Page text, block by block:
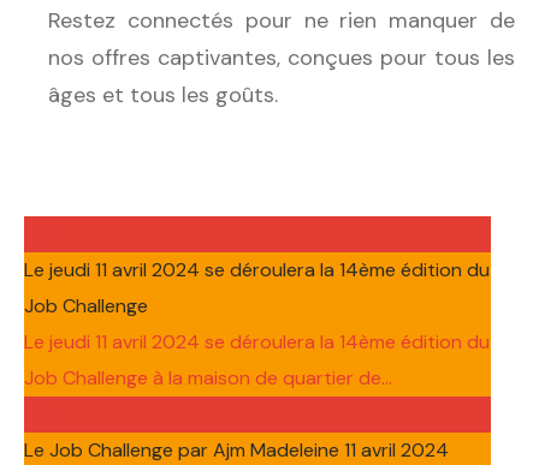
Restez connectés pour ne rien manquer de
nos offres captivantes, conçues pour tous les
âges et tous les goûts.
Le jeudi 11 avril 2024 se déroulera la 14ème édition du
Job Challenge
Le jeudi 11 avril 2024 se déroulera la 14ème édition du
Job Challenge à la maison de quartier de...
Le Job Challenge par Ajm Madeleine 11 avril 2024